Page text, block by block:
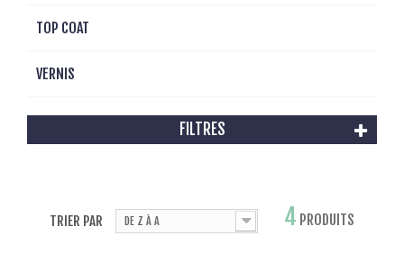
TOP COAT
VERNIS
FILTRES
TRIER PAR DE Z À A 4 PRODUITS